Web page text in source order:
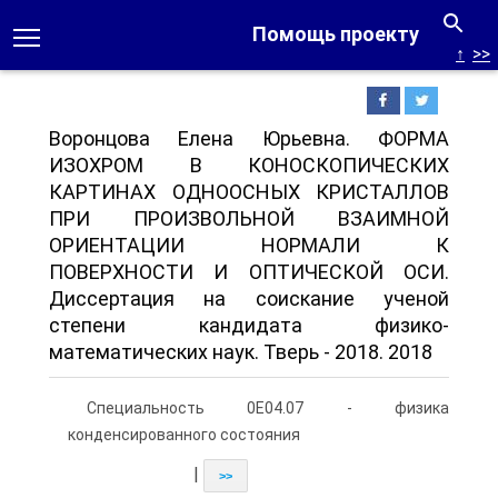
Помощь проекту
↑ >>
Воронцова Елена Юрьевна. ФОРМА
ИЗОХРОМ В КОНОСКОПИЧЕСКИХ
КАРТИНАХ ОДНООСНЫХ КРИСТАЛЛОВ
ПРИ ПРОИЗВОЛЬНОЙ ВЗАИМНОЙ
ОРИЕНТАЦИИ НОРМАЛИ К
ПОВЕРХНОСТИ И ОПТИЧЕСКОЙ ОСИ.
Диссертация на соискание ученой
степени кандидата физико-
математических наук. Тверь - 2018. 2018
Специальность 0Е04.07 - физика
конденсированного состояния
>>